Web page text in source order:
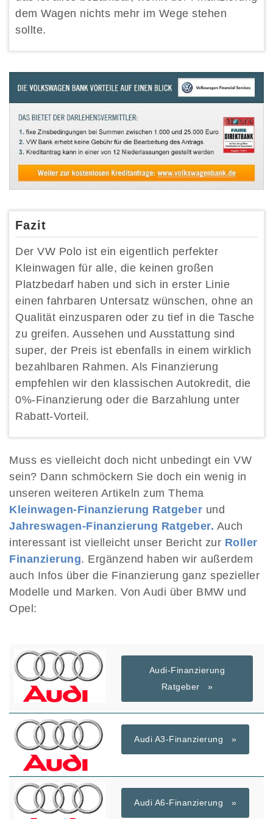
dem Wagen nichts mehr im Wege stehen
sollte.
Fazit
Der VW Polo ist ein eigentlich perfekter
Kleinwagen für alle, die keinen großen
Platzbedarf haben und sich in erster Linie
einen fahrbaren Untersatz wünschen, ohne an
Qualität einzusparen oder zu tief in die Tasche
zu greifen. Aussehen und Ausstattung sind
super, der Preis ist ebenfalls in einem wirklich
bezahlbaren Rahmen. Als Finanzierung
empfehlen wir den klassischen Autokredit, die
0%-Finanzierung oder die Barzahlung unter
Rabatt-Vorteil.
Muss es vielleicht doch nicht unbedingt ein VW
sein? Dann schmöckern Sie doch ein wenig in
unseren weiteren Artikeln zum Thema
Kleinwagen-Finanzierung Ratgeber und
Jahreswagen-Finanzierung Ratgeber. Auch
interessant ist vielleicht unser Bericht zur Roller
Finanzierung. Ergänzend haben wir außerdem
auch Infos über die Finanzierung ganz spezieller
Modelle und Marken. Von Audi über BMW und
Opel:
Audi-Finanzierung
Ratgeber »
Audi A3-Finanzierung »
Audi A6-Finanzierung »